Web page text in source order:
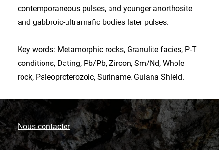
contemporaneous pulses, and younger anorthosite
and gabbroic-ultramafic bodies later pulses.
Key words: Metamorphic rocks, Granulite facies, P-T
conditions, Dating, Pb/Pb, Zircon, Sm/Nd, Whole
rock, Paleoproterozoic, Suriname, Guiana Shield.
Nous contacter